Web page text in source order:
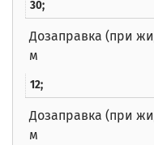
30;
Дозаправка (при
м
12;
Дозаправка (при
м